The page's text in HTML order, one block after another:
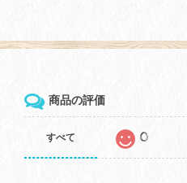
商品の評価
すべて 0